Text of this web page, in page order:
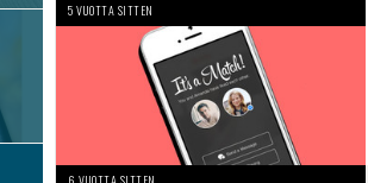
5 VUOTTA SITTEN